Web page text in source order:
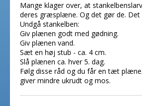
Mange klager over, at
deres græsplæne. Og det gør de. Det
Undgå stankelben:
Giv plænen godt med gødning.
Giv plænen vand.
Sæt en høj stub - ca. 4 cm.
Slå plænen ca. hver 5. dag.
Følg disse råd og du får en tæt
giver mindre ukrudt og mos.